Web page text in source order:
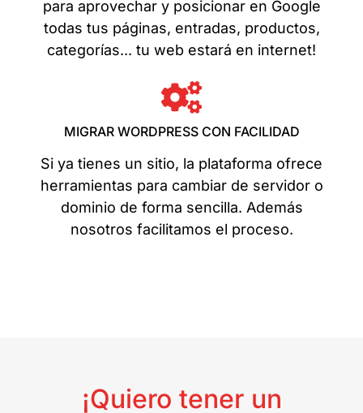
para aprovechar y posicionar en Google
todas tus páginas, entradas, productos,
categorías... tu web estará en internet!
MIGRAR WORDPRESS CON FACILIDAD
Si ya tienes un sitio, la plataforma ofrece
herramientas para cambiar de servidor o
dominio de forma sencilla. Además
nosotros facilitamos el proceso.
¡Quiero tener un